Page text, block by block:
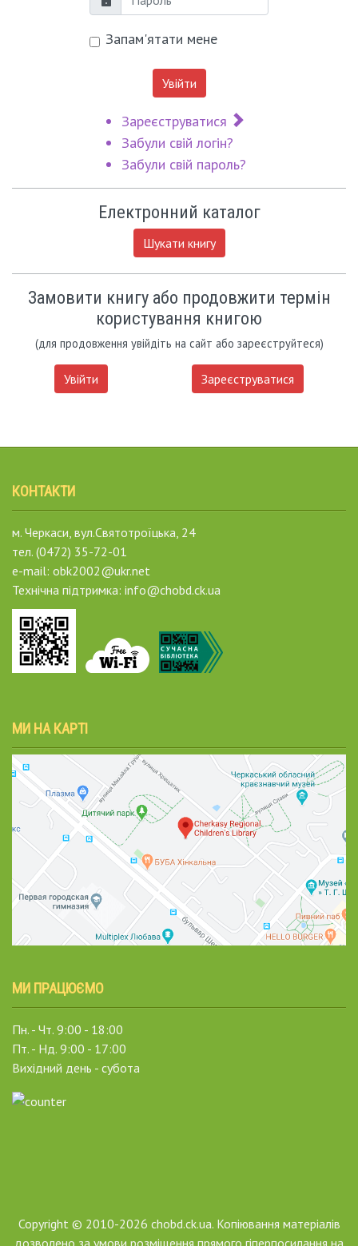
Пароль
Запам'ятати мене
Увійти
Зареєструватися
Забули свій логін?
Забули свій пароль?
Електронний каталог
Шукати книгу
Замовити книгу або продовжити термін
користування книгою
(для продовження увійдіть на сайт або зареєструйтеся)
Увійти Зареєструватися
КОНТАКТИ
м. Черкаси, вул.Святотроїцька, 24
тел. (0472) 35-72-01
e-mail: obk2002@ukr.net
Технічна підтримка: info@chobd.ck.ua
МИ НА КАРТІ
МИ ПРАЦЮЄМО
Пн. - Чт. 9:00 - 18:00
Пт. - Нд. 9:00 - 17:00
Вихідний день - субота
Copyright © 2010-2026 chobd.ck.ua. Копіювання матеріалів